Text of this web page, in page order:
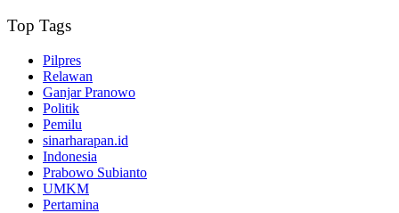
Top Tags
Pilpres
Relawan
Ganjar Pranowo
Politik
Pemilu
sinarharapan.id
Indonesia
Prabowo Subianto
UMKM
Pertamina